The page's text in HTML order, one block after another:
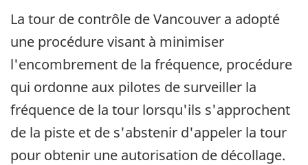
La tour de contrôle de Vancouver a adopté
une procédure visant à minimiser
l'encombrement de la fréquence, procédure
qui ordonne aux pilotes de surveiller la
fréquence de la tour lorsqu'ils s'approchent
de la piste et de s'abstenir d'appeler la tour
pour obtenir une autorisation de décollage.